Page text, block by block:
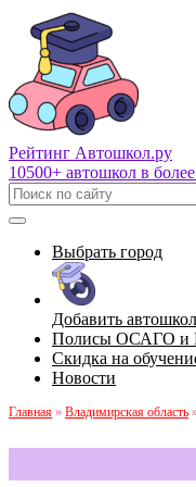
Рейтинг Автошкол.ру
10500+ автошкол в
Выбрать город
Добавить
Полисы ОСАГО
Скидка на
Новости
Главная » Владимирская область